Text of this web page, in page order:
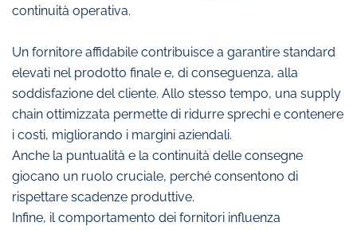
continuità operativa.
Un fornitore affidabile contribuisce a garantire standard
elevati nel prodotto finale e, di conseguenza, alla
soddisfazione del cliente. Allo stesso tempo, una supply
chain ottimizzata permette di ridurre sprechi e contenere
i costi, migliorando i margini aziendali.
Anche la puntualità e la continuità delle consegne
giocano un ruolo cruciale, perché consentono di
rispettare scadenze produttive.
Infine, il comportamento dei fornitori influenza